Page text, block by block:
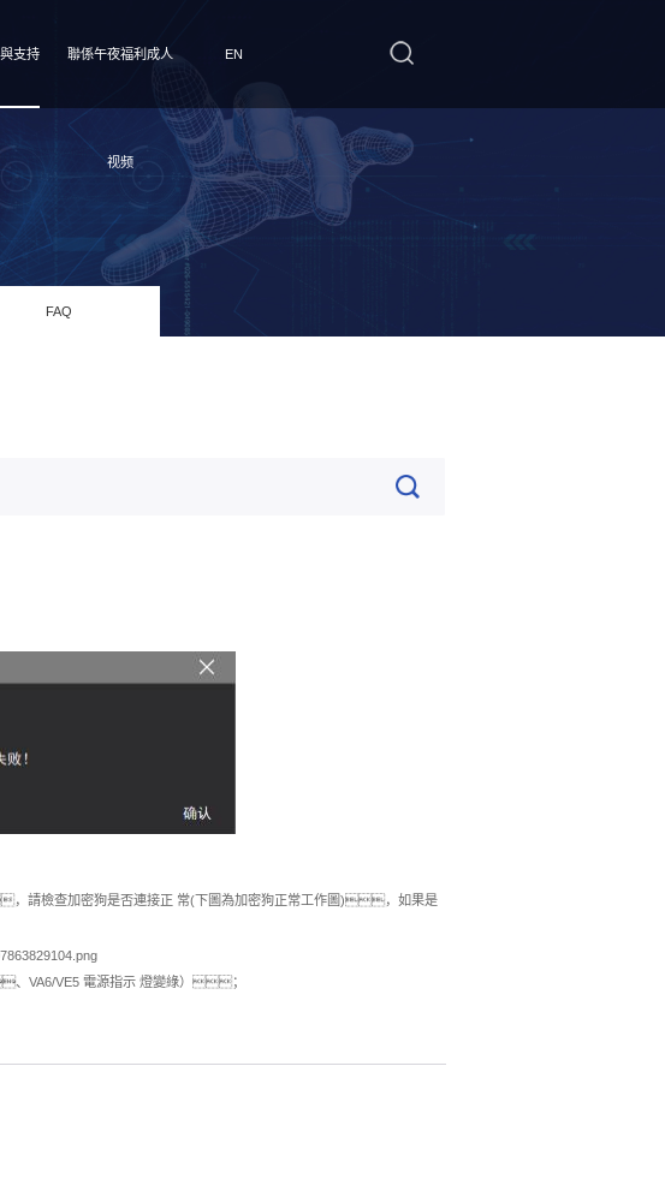
支持 聯係午夜福利成人
视频
EN
FAQ
檢查加密狗是否連接正 常(下圖為加密狗正常工作圖)，如果是
VA6/VE5 電源指示 燈變綠）；